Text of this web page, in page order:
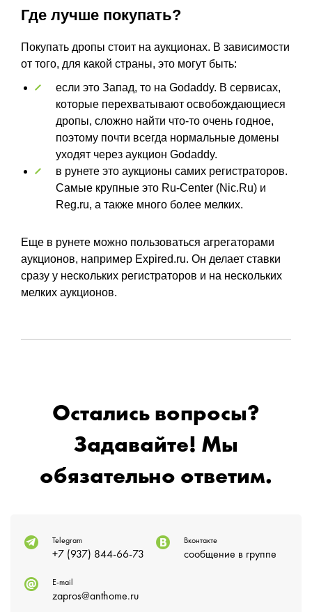
Где лучше покупать?
Покупать дропы стоит на аукционах. В зависимости
от того, для какой страны, это могут быть:
если это Запад, то на Godaddy. В сервисах,
которые перехватывают освобождающиеся
дропы, сложно найти что-то очень годное,
поэтому почти всегда нормальные домены
уходят через аукцион Godaddy.
в рунете это аукционы самих регистраторов.
Самые крупные это Ru-Center (Nic.Ru) и
Reg.ru, а также много более мелких.
Еще в рунете можно пользоваться агрегаторами
аукционов, например Expired.ru. Он делает ставки
сразу у нескольких регистраторов и на нескольких
мелких аукционов.
Остались вопросы?
Задавайте! Мы
обязательно ответим.
Telegram
+7 (937) 844-66-73
Вконтакте
сообщение в группе
E-mail
zapros@anthome.ru